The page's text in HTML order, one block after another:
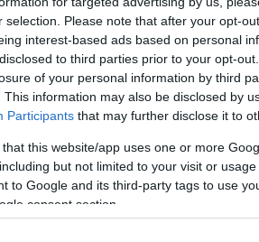
selection. Please note that after your opt-
interest-based ads based on personal
to third parties prior to your opt-
of your personal information by third
This information may also be disclosed by
Participants that may further disclose it to
that this website/app uses one or more
but not limited to your visit or
to Google and its third-party tags to use
consent section.